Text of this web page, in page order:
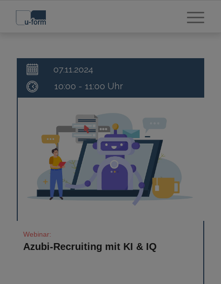
07.11.2024
10:00 - 11:00
Azubi-Recruiting mit KI & IQ